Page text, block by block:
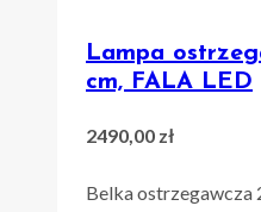
Lampa
cm, FALA LED
2490,00 zł
Belka ostrzegawcza